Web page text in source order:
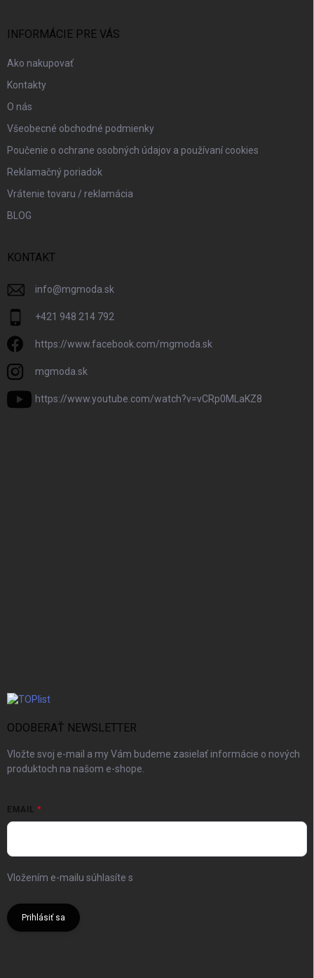
INFORMÁCIE PRE VÁS
Ako nakupovať
Kontakty
O nás
Všeobecné obchodné podmienky
Poučenie o ochrane osobných údajov a používaní cookies
Reklamačný poriadok
Vrátenie tovaru / reklamácia
BLOG
KONTAKT
info@mgmoda.sk
+421 948 214 792
https://www.facebook.com/mgmoda.sk
mgmoda.sk
https://www.youtube.com/watch?v=vCRp0MLaKZ8
ODOBERAŤ NEWSLETTER
Vložte svoj e-mail a my Vám budeme zasielať informácie o nových
produktoch na našom e-shope.
EMAIL
Vložením e-mailu súhlasíte s
Prihlásiť sa